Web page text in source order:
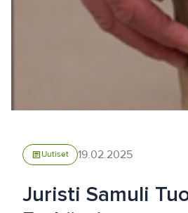
article Uutiset 19.02.2025
Juristi Samuli